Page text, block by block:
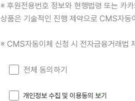
※ 후원전용번호 정보와 현행법령 또는 카
상품은 기술적인 진행 제약으로 CMS자동
※ CMS자동이체 신청 시 전자금융거래법
전체 동의하기
개인정보 수집 및 이용동의보기